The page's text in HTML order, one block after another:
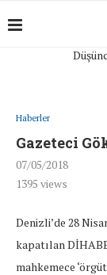
Haberler
Gazeteci
07/05/2018
1395 views
Denizli’de 28
kapatılan
mahkemece